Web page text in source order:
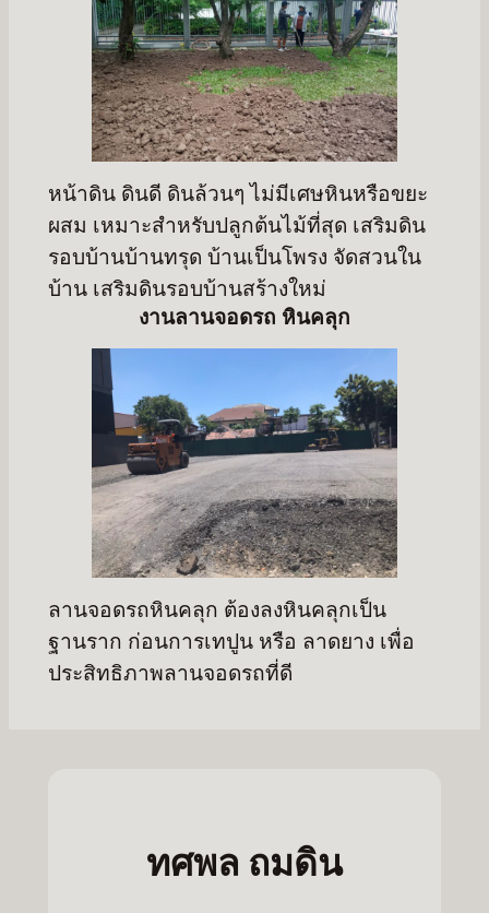
หน้าดิน ดินดี ดินล้วนๆ ไม่มีเศษหินหรือขยะ
ผสม เหมาะสำหรับปลูกต้นไม้ที่สุด เสริมดิน
รอบบ้านบ้านทรุด บ้านเป็นโพรง จัดสวนใน
บ้าน เสริมดินรอบบ้านสร้างใหม่
งานลานจอดรถ หินคลุก
ลานจอดรถหินคลุก ต้องลงหินคลุกเป็น
ฐานราก ก่อนการเทปูน หรือ ลาดยาง เพื่อ
ประสิทธิภาพลานจอดรถที่ดี
ทศพล ถมดิน